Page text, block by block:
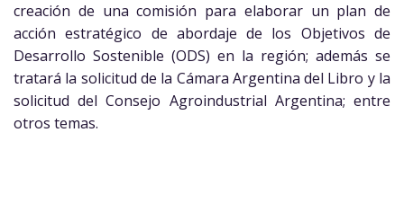
creación de una comisión para elaborar un plan de
acción estratégico de abordaje de los Objetivos de
Desarrollo Sostenible (ODS) en la región; además se
tratará la solicitud de la Cámara Argentina del Libro y la
solicitud del Consejo Agroindustrial Argentina; entre
otros temas.